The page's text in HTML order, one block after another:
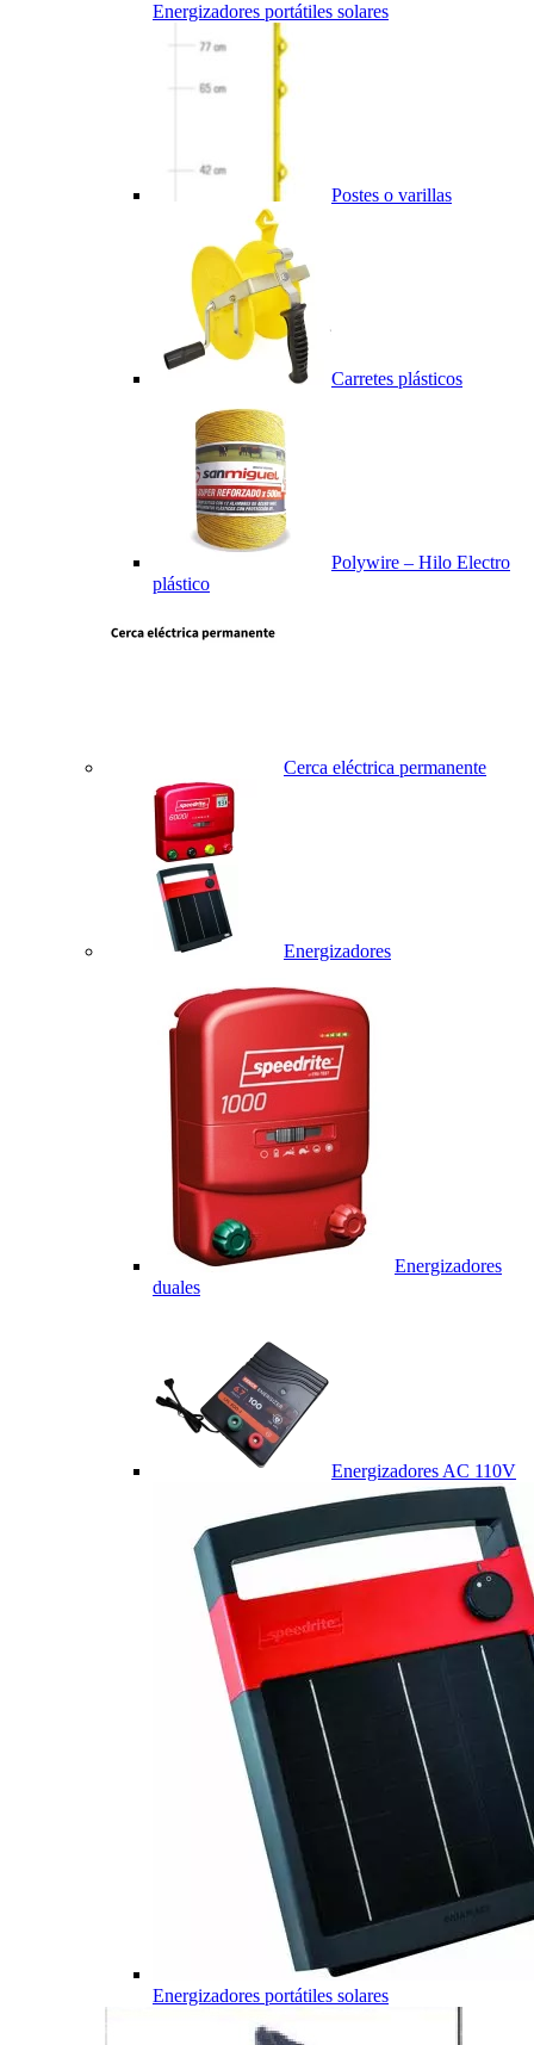
Energizadores portátiles solares
Postes o varillas
Carretes plásticos
Polywire – Hilo Electro
plástico
Cerca eléctrica permanente
Energizadores
Energizadores
duales
Energizadores AC 110V
Energizadores portátiles solares